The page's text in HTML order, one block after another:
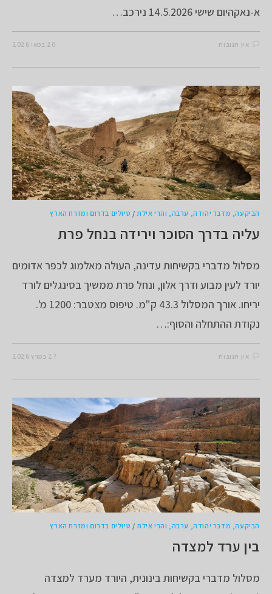
א-נאקהיום שישי 14.5.2026 נירכב…
אין תגובות 20 במאי 2026
הביקעה, מדבר יהודה, ערבה, והרי אילת / טיולים בדרום ומזרח הארץ
עליה בדרך הסוכר וירידה בנחל פרת
מסלול מדברי בקשיחות עדינה, העולה מאלמוג לכפר אדומים
יורד לעין מבוע ודרך אלון, ונחל פרת ממשיך בסינגלים לורד
יריחו. אורך המסלול 43.3 ק"מ. טיפוס מצטבר: 1200 מ'.
נקודת ההתחלה והסוף:…
אין תגובות 27 במרץ 2026
הביקעה, מדבר יהודה, ערבה, והרי אילת / טיולים בדרום ומזרח הארץ
בין ערד למצדה
מסלול מדברי בקשיחות בינונית, היורד מערד למצדה